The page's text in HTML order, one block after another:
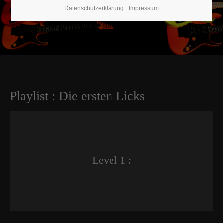
Playlist : Die ersten Licks
Level 1 :
Datenschutzerklärung Impressum